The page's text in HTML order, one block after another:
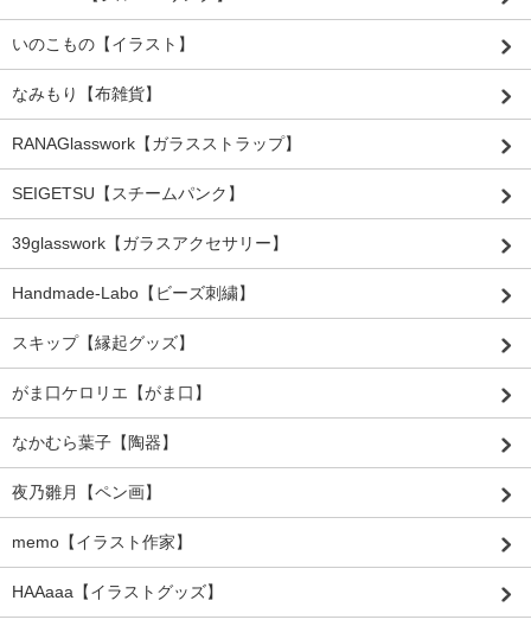
いのこもの【イラスト】
なみもり【布雑貨】
RANAGlasswork【ガラスストラップ】
SEIGETSU【スチームパンク】
39glasswork【ガラスアクセサリー】
Handmade-Labo【ビーズ刺繍】
スキップ【縁起グッズ】
がま口ケロリエ【がま口】
なかむら葉子【陶器】
夜乃雛月【ペン画】
memo【イラスト作家】
HAAaaa【イラストグッズ】